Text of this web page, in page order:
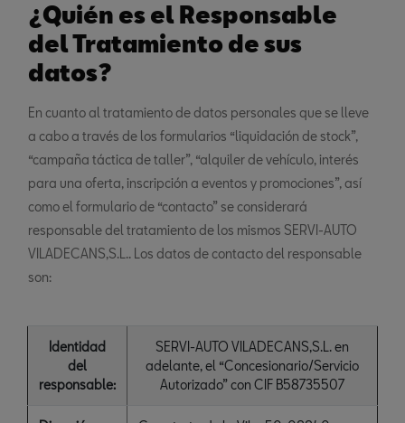
¿Quién es el Responsable
del Tratamiento de sus
datos?
En cuanto al tratamiento de datos personales que se lleve
a cabo a través de los formularios “liquidación de stock”,
“campaña táctica de taller”, “alquiler de vehículo, interés
para una oferta, inscripción a eventos y promociones”, así
como el formulario de “contacto” se considerará
responsable del tratamiento de los mismos SERVI-AUTO
VILADECANS,S.L.. Los datos de contacto del responsable
son:
Identidad
del
responsable:
SERVI-AUTO VILADECANS,S.L. en
adelante, el “Concesionario/Servicio
Autorizado” con CIF B58735507